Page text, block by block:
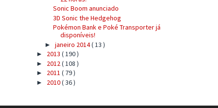
Sonic Boom anunciado
3D Sonic the Hedgehog
Pokémon Bank e Poké Transporter já
disponíveis!
► janeiro 2014( 13 )
► 2013 ( 190 )
► 2012( 108 )
► 2011 ( 79 )
► 2010( 36 )